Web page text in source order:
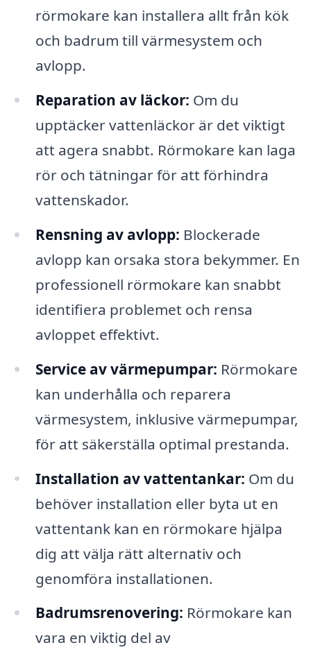
rörmokare kan installera allt från kök
och badrum till värmesystem och
avlopp.
Reparation av läckor: Om du
upptäcker vattenläckor är det viktigt
att agera snabbt. Rörmokare kan laga
rör och tätningar för att förhindra
vattenskador.
Rensning av avlopp: Blockerade
avlopp kan orsaka stora bekymmer. En
professionell rörmokare kan snabbt
identifiera problemet och rensa
avloppet effektivt.
Service av värmepumpar: Rörmokare
kan underhålla och reparera
värmesystem, inklusive värmepumpar,
för att säkerställa optimal prestanda.
Installation av vattentankar: Om du
behöver installation eller byta ut en
vattentank kan en rörmokare hjälpa
dig att välja rätt alternativ och
genomföra installationen.
Badrumsrenovering: Rörmokare kan
vara en viktig del av